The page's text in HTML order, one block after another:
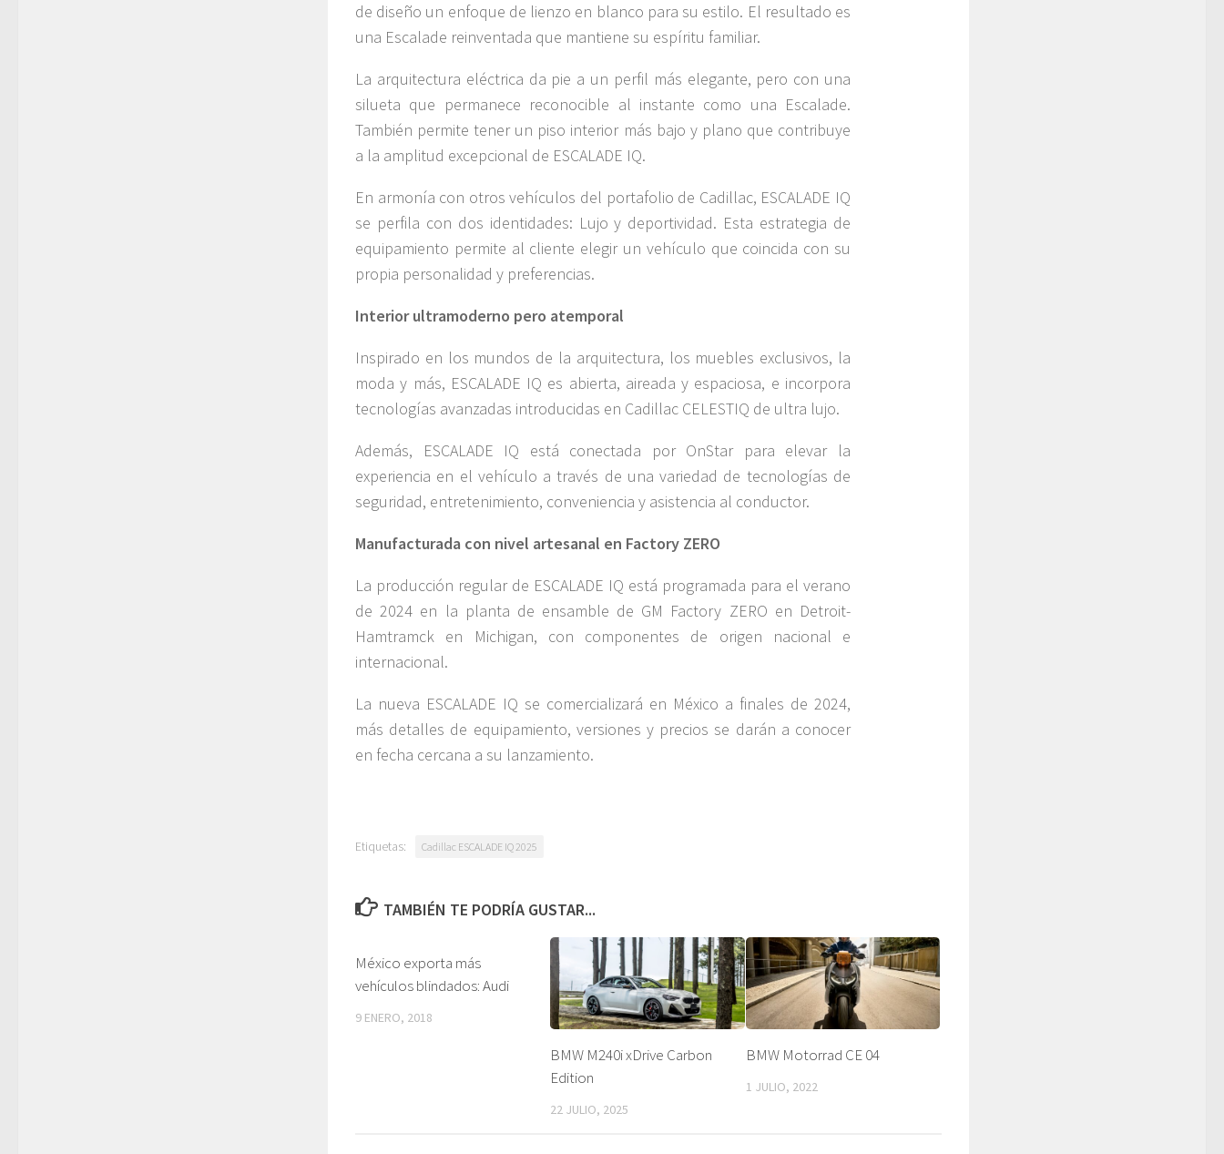
de diseño un enfoque de lienzo en blanco para su estilo. El resultado es
una Escalade reinventada que mantiene su espíritu familiar.
La arquitectura eléctrica da pie a un perfil más elegante, pero con una
silueta que permanece reconocible al instante como una Escalade.
También permite tener un piso interior más bajo y plano que contribuye
a la amplitud excepcional de ESCALADE IQ.
En armonía con otros vehículos del portafolio de Cadillac, ESCALADE IQ
se perfila con dos identidades: Lujo y deportividad. Esta estrategia de
equipamiento permite al cliente elegir un vehículo que coincida con su
propia personalidad y preferencias.
Interior ultramoderno pero atemporal
Inspirado en los mundos de la arquitectura, los muebles exclusivos, la
moda y más, ESCALADE IQ es abierta, aireada y espaciosa, e incorpora
tecnologías avanzadas introducidas en Cadillac CELESTIQ de ultra lujo.
Además, ESCALADE IQ está conectada por OnStar para elevar la
experiencia en el vehículo a través de una variedad de tecnologías de
seguridad, entretenimiento, conveniencia y asistencia al conductor.
Manufacturada con nivel artesanal en Factory ZERO
La producción regular de ESCALADE IQ está programada para el verano
de 2024 en la planta de ensamble de GM Factory ZERO en Detroit-
Hamtramck en Michigan, con componentes de origen nacional e
internacional.
La nueva ESCALADE IQ se comercializará en México a finales de 2024,
más detalles de equipamiento, versiones y precios se darán a conocer
en fecha cercana a su lanzamiento.
Etiquetas: Cadillac ESCALADE IQ 2025
TAMBIÉN TE PODRÍA GUSTAR...
México exporta más
vehículos blindados: Audi
9 ENERO, 2018
BMW M240i xDrive Carbon
Edition
22 JULIO, 2025
BMW Motorrad CE 04
1 JULIO, 2022